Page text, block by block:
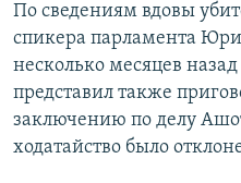
По сведениям вдовы
спикера парламента
несколько месяцев
представил также
заключению по делу
ходатайство было